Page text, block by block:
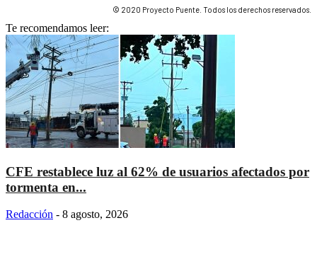
© 2020 Proyecto Puente. Todos los derechos reservados.
Te recomendamos leer:
CFE restablece luz al 62% de usuarios afectados por
tormenta en...
Redacción - 8 agosto, 2026